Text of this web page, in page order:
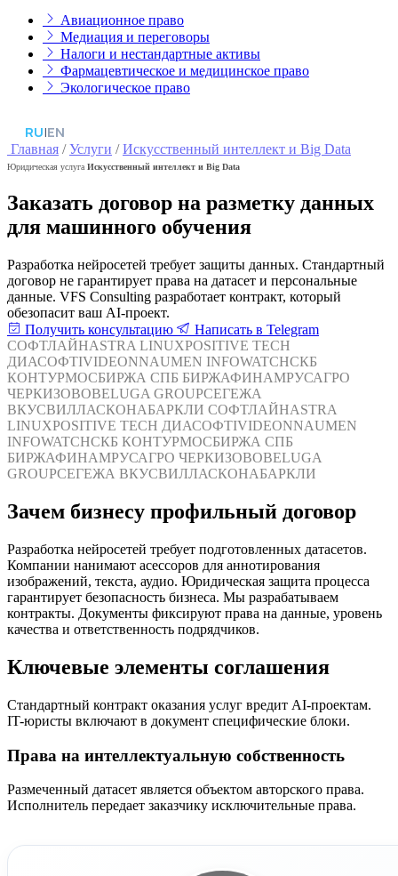
Авиационное право
Медиация и переговоры
Налоги и нестандартные активы
Фармацевтическое и медицинское право
Экологическое право
RU|EN
Главная /Услуги /Искусственный интеллект и Big Data
Юридическая услуга Искусственный интеллект и Big Data
Заказать договор на разметку данных
для машинного обучения
Разработка нейросетей требует защиты данных. Стандартный
договор не гарантирует права на датасет и персональные
данные. VFS Consulting разработает контракт, который
обезопасит ваш AI-проект.
Получить консультацию
Написать в Telegram
СОФТЛАЙНASTRA LINUXPOSITIVE TECH
ДИАСОФТIVIDEONNAUMEN INFOWATCHСКБ
КОНТУРМОСБИРЖА СПБ БИРЖАФИНАМРУСАГРО
ЧЕРКИЗОВОBELUGA GROUPСЕГЕЖА
ВКУСВИЛЛАСКОНАБАРКЛИ СОФТЛАЙНASTRA
LINUXPOSITIVE TECH ДИАСОФТIVIDEONNAUMEN
INFOWATCHСКБ КОНТУРМОСБИРЖА СПБ
БИРЖАФИНАМРУСАГРО ЧЕРКИЗОВОBELUGA
GROUPСЕГЕЖА ВКУСВИЛЛАСКОНАБАРКЛИ
Зачем бизнесу профильный договор
Разработка нейросетей требует подготовленных датасетов.
Компании нанимают асессоров для аннотирования
изображений, текста, аудио. Юридическая защита процесса
гарантирует безопасность бизнеса. Мы разрабатываем
контракты. Документы фиксируют права на данные, уровень
качества и ответственность подрядчиков.
Ключевые элементы соглашения
Стандартный контракт оказания услуг вредит AI-проектам.
IT-юристы включают в документ специфические блоки.
Права на интеллектуальную собственность
Размеченный датасет является объектом авторского права.
Исполнитель передает заказчику исключительные права.